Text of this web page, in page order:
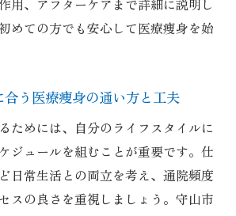
用、アフターケアまで詳細に説明し
めての方でも安心して医療痩身を始
合う医療痩身の通い方と工夫
ためには、自分のライフスタイルに
ジュールを組むことが重要です。仕
日常生活との両立を考え、通院頻度
スの良さを重視しましょう。守山市